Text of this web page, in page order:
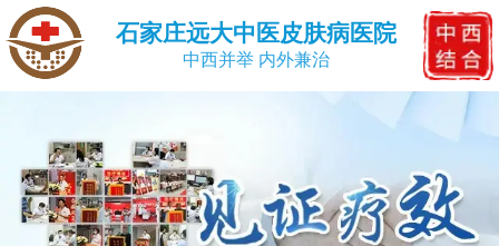
石家庄远大中医皮肤病医院
中西并举 内外兼治